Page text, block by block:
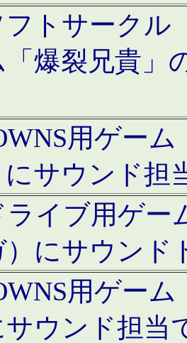
フトサークル
爆裂兄貴」
用ゲー
にサウンド担
ライブ用ゲー
）にサウン
用ゲー
ウンド担当